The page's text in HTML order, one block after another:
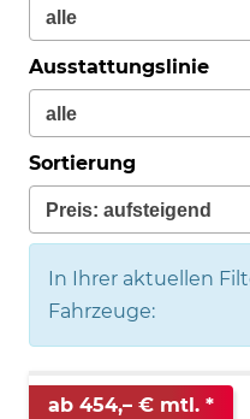
Ausstattungslinie
Sortierung
In Ihrer aktuellen
Fahrzeuge:
ab 454,– € mtl.